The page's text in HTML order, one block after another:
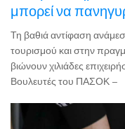
μπορεί να
Τη βαθιά αντίφαση
τουρισμού και στην
βιώνουν χιλιάδες
Βουλευτές του ΠΑΣΟΚ –